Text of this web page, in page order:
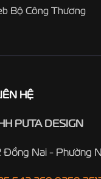
Bộ Công Thương
HỆ
PUTA DESIGN
Đồng Nai - Phường